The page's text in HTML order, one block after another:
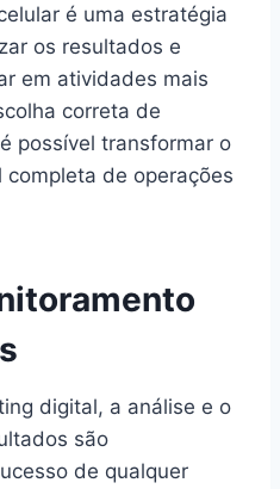
é uma estratégia
os resultados e
em atividades mais
correta de
possível transformar o
de operações
digital, a análise e o
são
de qualquer